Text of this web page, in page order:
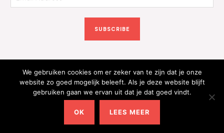
m
SUBSCRIBE
Copyright © 2026 Kinderkleding Onlineshop | Powered by
Kinderkleding Onlineshop
We gebruiken cookies om er zeker van te zijn dat je onze
website zo goed mogelijk beleeft. Als je deze website blijft
gebruiken gaan we ervan uit dat je dat goed vindt.
OK LEES MEER